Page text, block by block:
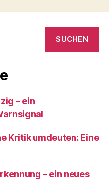
– ein
Kritik umdeuten: Eine
– ein neues